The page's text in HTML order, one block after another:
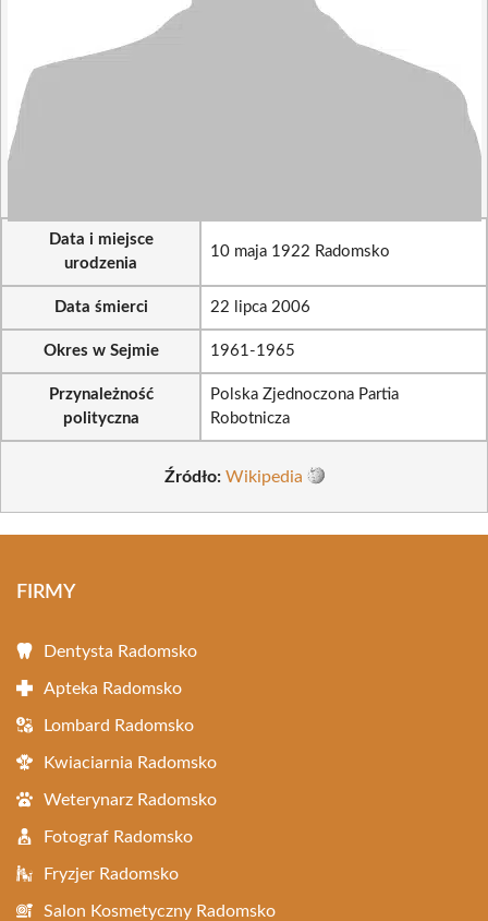
Data i miejsce
urodzenia
10 maja 1922 Radomsko
Data śmierci 22 lipca 2006
Okres w Sejmie 1961-1965
Przynależność
polityczna
Polska Zjednoczona Partia
Robotnicza
Źródło: Wikipedia
FIRMY
Dentysta Radomsko
Apteka Radomsko
Lombard Radomsko
Kwiaciarnia Radomsko
Weterynarz Radomsko
Fotograf Radomsko
Fryzjer Radomsko
Salon Kosmetyczny Radomsko